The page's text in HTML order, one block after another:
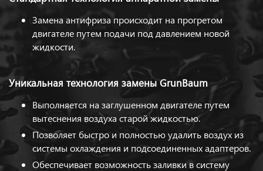
Замена антифриза происходит на прогретом
двигателе путем подачи под давлением новой
жидкости.
Уникальная технология замены GrunBaum
Выполняется на заглушенном двигателе путем
вытеснения воздуха старой жидкостью.
Позволяет быстро и полностью удалить воздух из
системы охлаждения и подсоединенных адаптеров.
Обеспечивает возможность заливки в систему